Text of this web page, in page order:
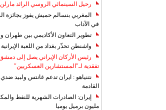
رحيل السينمائي الروسي الرائد
المغربي بنسالم حميش يفوز بجائزة
في الآداب
تطوير التعاون الأكاديمي بين طهران
واشنطن تحذّر بغداد من اللعبة
رئيس الأركان الإيراني يصل إلى دمشق
تفقدية لـ"المستشارين العسكريين"
نتنياهو : ايران تدعم غانتس ولبيد ضدي
القادمة
مليون برميل يوميا